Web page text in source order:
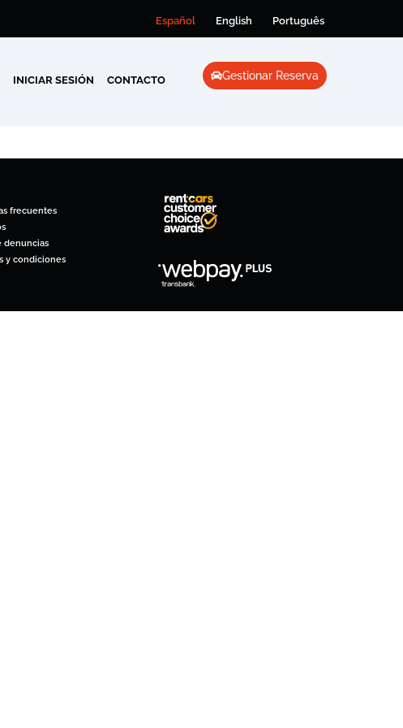
Español English Português
INICIAR SESIÓN CONTACTO Gestionar Reserva
frecuentes
denuncias
y condiciones